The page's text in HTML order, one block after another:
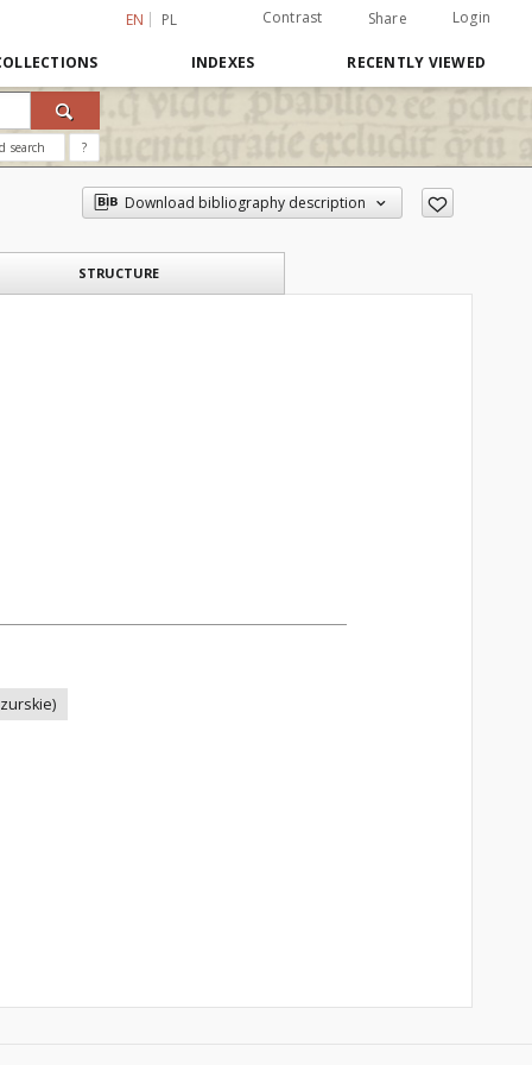
EN PL Contrast Share Login
INDEXES RECENTLY VIEWED
search ?
Download bibliography description
STRUCTURE